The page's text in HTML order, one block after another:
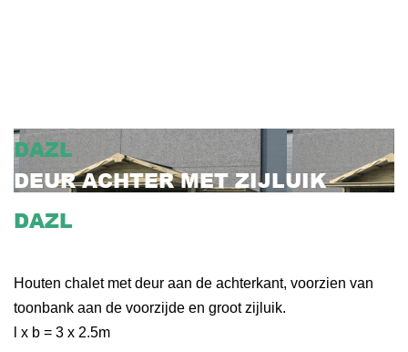
DAZL
DEUR ACHTER MET ZIJLUIK
DAZL
Houten chalet met deur aan de achterkant, voorzien van
toonbank aan de voorzijde en groot zijluik.
l x b = 3 x 2.5m